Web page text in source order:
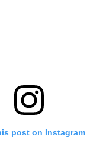
post on Instagram